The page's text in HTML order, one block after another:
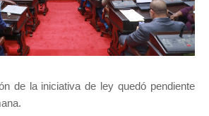
de la iniciativa de ley quedó pendiente